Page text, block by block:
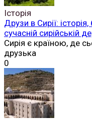
Історія
Друзи в Сирії:
сучасній сирійській
Сирія є країною, де
друзька
0